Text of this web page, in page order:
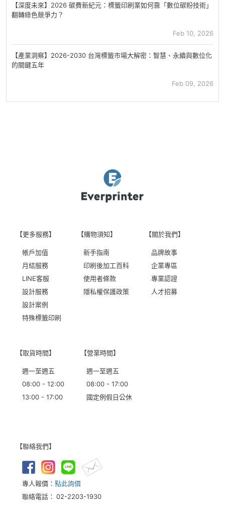
【深度未來】2026 碳費新紀元：標籤印刷業如何靠「數位碳粉技術」
翻轉綠色競爭力？
Feb 10, 2026
【產業洞察】2026-2030 台灣標籤市場大解密：智慧、永續與數位化
的關鍵五年
Feb 09, 2026
【更多服務】
帳戶加值
月結服務
LINE客服
設計服務
設計案例
特殊標籤印刷
【購物須知】
新手指南
印刷後加工百科
使用者條款
隱私權保護政策
【關於我們】
品牌故事
企業專區
專業認證
人才招募
【取貨時間】
週一至週五
08:00 - 12:00
13:00 - 17:00
【營業時間】
週一至週五
08:00 - 17:00
國定例假日公休
【聯絡我們】
專人報價： 點此詢價
聯絡電話： 02-2203-1930